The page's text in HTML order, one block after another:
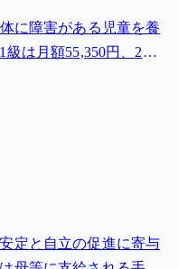
に障害がある児童を養
は月額55,350円、2級
定と自立の促進に寄与